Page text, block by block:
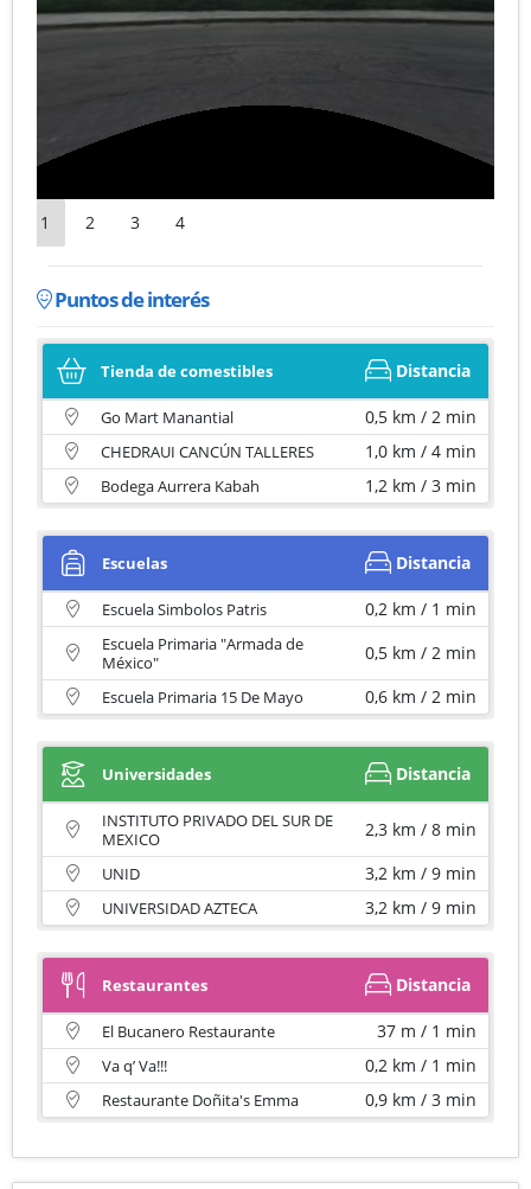
1 2 3 4
Puntos de interés
Tienda de comestibles Distancia
Go Mart Manantial 0,5 km / 2 min
CHEDRAUI CANCÚN TALLERES 1,0 km / 4 min
Bodega Aurrera Kabah 1,2 km / 3 min
Escuelas Distancia
Escuela Simbolos Patris 0,2 km / 1 min
Escuela Primaria "Armada de
México"
0,5 km / 2 min
Escuela Primaria 15 De Mayo 0,6 km / 2 min
Universidades Distancia
INSTITUTO PRIVADO DEL SUR DE
MEXICO
2,3 km / 8 min
UNID 3,2 km / 9 min
UNIVERSIDAD AZTECA 3,2 km / 9 min
Restaurantes Distancia
El Bucanero Restaurante 37 m / 1 min
Va q’ Va!!! 0,2 km / 1 min
Restaurante Doñita's Emma 0,9 km / 3 min